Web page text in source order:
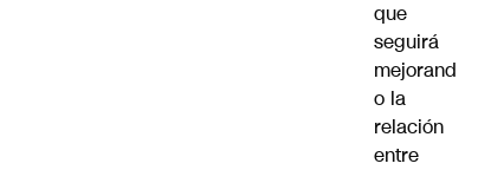
que
seguirá
mejorand
o la
relación
entre